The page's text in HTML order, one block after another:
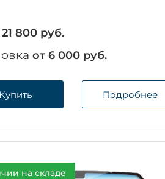
21 800 руб.
от 6 000 руб.
Купить Подробнее
на складе